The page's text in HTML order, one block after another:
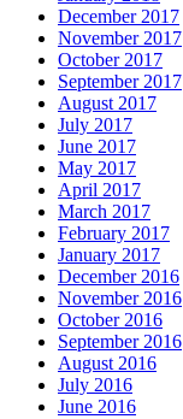
December 2017
November 2017
October 2017
September 2017
August 2017
July 2017
June 2017
May 2017
April 2017
March 2017
February 2017
January 2017
December 2016
November 2016
October 2016
September 2016
August 2016
July 2016
June 2016